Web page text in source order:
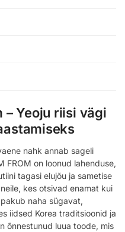
– Yeoju riisi vägi
nahk annab sageli
FROM on loonud lahenduse,
tagasi elujõu ja sametise
kes otsivad enamat kui
naha sügavat,
iidsed Korea traditsioonid ja
õnnestunud luua toode, mis